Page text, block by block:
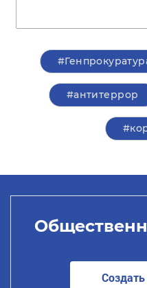
#антитеррор